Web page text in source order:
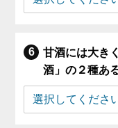
甘酒には大き
酒」の２種あ